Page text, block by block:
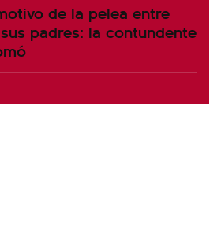
de la pelea entre
padres: la contundente